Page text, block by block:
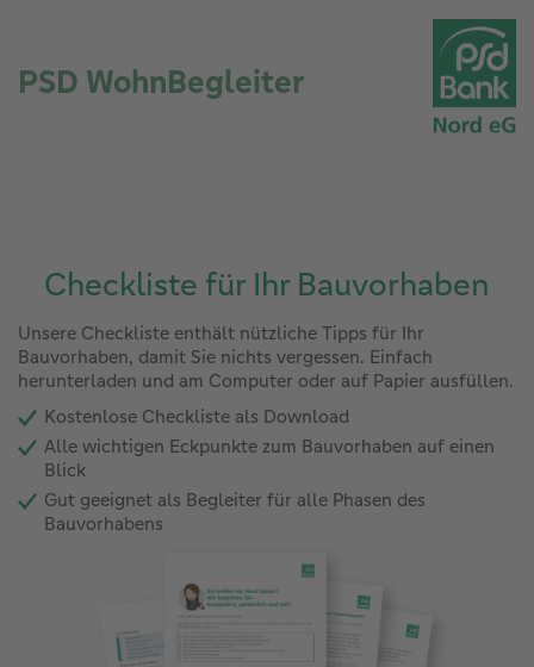
PSD WohnBegleiter
Checkliste für Ihr Bauvorhaben
Unsere Checkliste enthält nützliche Tipps für Ihr
Bauvorhaben, damit Sie nichts vergessen. Einfach
herunterladen und am Computer oder auf Papier ausfüllen.
Kostenlose Checkliste als Download
Alle wichtigen Eckpunkte zum Bauvorhaben auf einen
Blick
Gut geeignet als Begleiter für alle Phasen des
Bauvorhabens